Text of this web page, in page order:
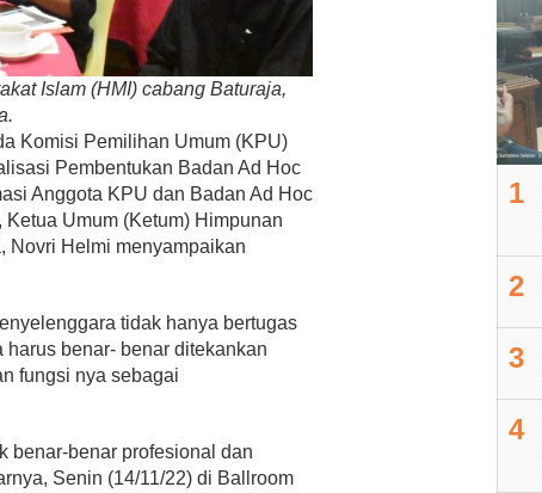
Islam (HMI) cabang Baturaja,
Komisi Pemilihan Umum (KPU)
Pembentukan Badan Ad Hoc
Anggota KPU dan Badan Ad Hoc
Umum (Ketum) Himpunan
Novri Helmi menyampaikan
tidak hanya bertugas
benar- benar ditekankan
fungsi nya sebagai
benar-benar profesional dan
Senin (14/11/22) di Ballroom
1
2
3
4